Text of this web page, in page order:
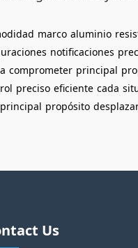
marco aluminio
notificaciones
comprometer principal
preciso eficiente cada
principal propósito
Us